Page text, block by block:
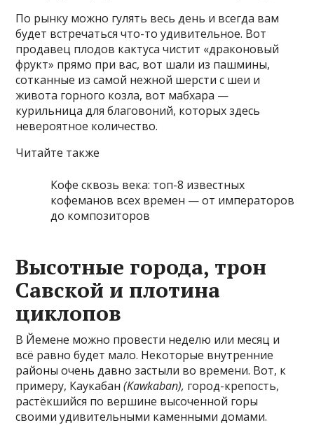
По рынку можно гулять весь день и всегда вам
будет встречаться что-то удивительное. Вот
продавец плодов кактуса чистит «драконовый
фрукт» прямо при вас, вот шали из пашмины,
сотканные из самой нежной шерсти с шеи и
живота горного козла, вот мабхара —
курильница для благовоний, которых здесь
невероятное количество.
Читайте также
Кофе сквозь века: топ-8 известных
кофеманов всех времен — от императоров
до композиторов
Высотные города, трон
Савской и плотина
циклопов
В Йемене можно провести неделю или месяц и
всё равно будет мало. Некоторые внутренние
районы очень давно застыли во времени. Вот, к
примеру, Каукабан(Kawkaban), город-крепость,
растёкшийся по вершине высоченной горы
своими удивительными каменными домами.